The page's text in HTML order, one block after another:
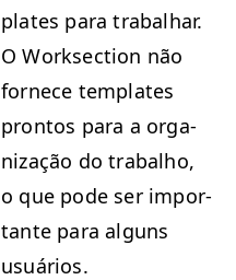
plates para tra­bal­har.
O Work­sec­tion não
fornece tem­plates
pron­tos para a orga­
ni­za­ção do tra­bal­ho,
o que pode ser impor­
tante para alguns
usuários.